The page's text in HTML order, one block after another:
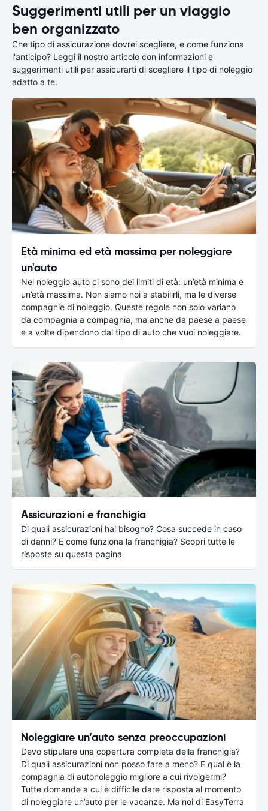
Suggerimenti utili per un viaggio
ben organizzato
Che tipo di assicurazione dovrei scegliere, e come funziona
l'anticipo? Leggi il nostro articolo con informazioni e
suggerimenti utili per assicurarti di scegliere il tipo di noleggio
adatto a te.
Età minima ed età massima per noleggiare
un'auto
Nel noleggio auto ci sono dei limiti di età: un’età minima e
un’età massima. Non siamo noi a stabilirli, ma le diverse
compagnie di noleggio. Queste regole non solo variano
da compagnia a compagnia, ma anche da paese a paese
e a volte dipendono dal tipo di auto che vuoi noleggiare.
Assicurazioni e franchigia
Di quali assicurazioni hai bisogno? Cosa succede in caso
di danni? E come funziona la franchigia? Scopri tutte le
risposte su questa pagina
Noleggiare un’auto senza preoccupazioni
Devo stipulare una copertura completa della franchigia?
Di quali assicurazioni non posso fare a meno? E qual è la
compagnia di autonoleggio migliore a cui rivolgermi?
Tutte domande a cui è difficile dare risposta al momento
di noleggiare un’auto per le vacanze. Ma noi di EasyTerra